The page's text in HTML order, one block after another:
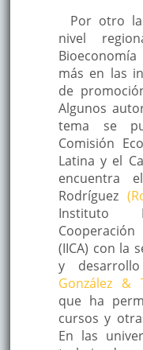
Por otro
nivel
más en las
de
Algunos
tema se
Comisión
Latina y el
encuentra
Rodríguez
Instituto
(IICA) con la
y
González &
que ha
cursos y
En las